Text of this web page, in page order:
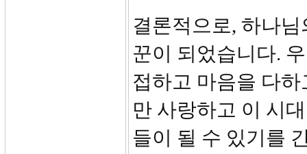
결론적으로, 하나
꾼이 되었습니다.
접하고 마음을 다
만 사랑하고 이 시
들이 될 수 있기를